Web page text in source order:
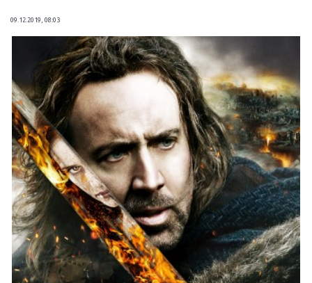
09.12.2019, 08:03